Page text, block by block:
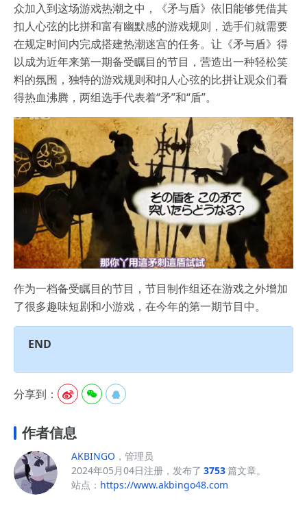
众加入到这场游戏热潮之中，《矛与盾》依旧能够凭借其
扣人心弦的比拼和富有幽默感的游戏规则，选手们就需要
在规定时间内完成搭建热潮迷宫的任务。让《矛与盾》得
以成为近年来第一期备受瞩目的节目，营造出一种轻松笑
料的氛围，独特的游戏规则和扣人心弦的比拼让观众们看
得热血沸腾，两组选手代表着“矛”和“盾”。
作为一档备受瞩目的节目，节目制作组还在游戏之外增加
了很多趣味短剧和小游戏，在今年的第一期节目中。
END
分享到：   
作者信息
AKBINGO ，管理员
2024年05月04日注册，发布了 3753篇文章。
站点： https://www.akbingo48.com